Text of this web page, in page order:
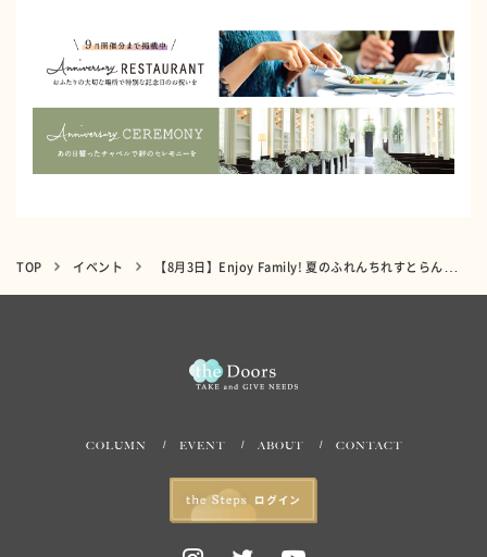
TOP イベント 【8月3日】Enjoy Family! 夏のふれんちれすとらん～アクアテラス迎賓館 新横浜～
COLUMN EVENT ABOUT CONTACT